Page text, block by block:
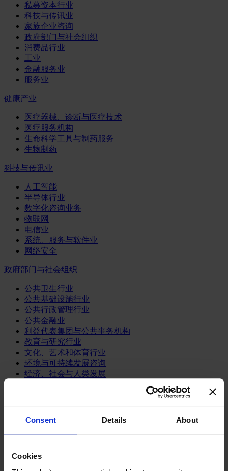
Consent Details About
Cookies
私募资本行业
科技与传讯业
家族企业咨询
政府部门与社会组织
消费品行业
工业
金融服务业
服务业
健康产业
医疗器械、诊断与医疗技术
医疗服务机构
生命科学工具与制药服务
生物制药
科技与传讯业
人工智能
半导体行业
数字化咨询业务
物联网
电信业
系统、服务与软件业
网络安全
政府部门与社会组织
公共卫生行业
公共基础设施行业
公共行政管理行业
公共金融业
利益代表集团与公共事务机构
教育与研究行业
文化、艺术和体育行业
环境与可持续发展咨询
经济、社会与人类发展
媒体和娱乐业
消费品
餐饮、旅游与酒店业